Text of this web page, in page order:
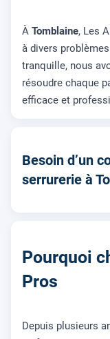
À Tomblaine, Les
à divers
tranquille, nous
résoudre chaque
efficace et
Besoin d’un
serrurerie à
Pourquoi
Pros
Depuis plusieurs